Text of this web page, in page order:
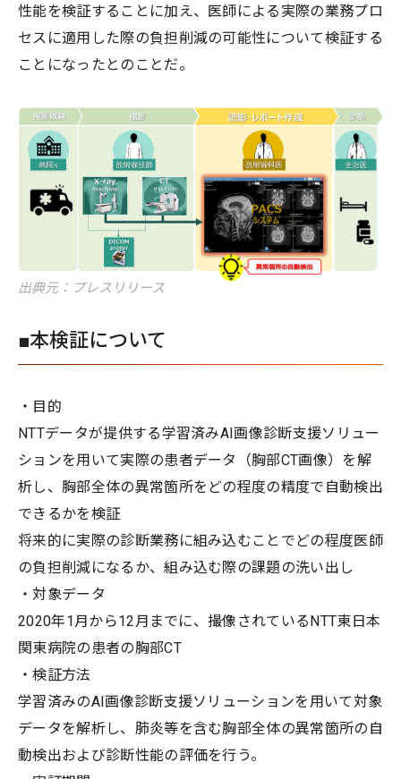
性能を検証することに加え、医師による実際の業務プロ
セスに適用した際の負担削減の可能性について検証する
ことになったとのことだ。
出典元：プレスリリース
■本検証について
・目的
NTTデータが提供する学習済みAI画像診断支援ソリュー
ションを用いて実際の患者データ（胸部CT画像）を解
析し、胸部全体の異常箇所をどの程度の精度で自動検出
できるかを検証
将来的に実際の診断業務に組み込むことでどの程度医師
の負担削減になるか、組み込む際の課題の洗い出し
・対象データ
2020年1月から12月までに、撮像されているNTT東日本
関東病院の患者の胸部CT
・検証方法
学習済みのAI画像診断支援ソリューションを用いて対象
データを解析し、肺炎等を含む胸部全体の異常箇所の自
動検出および診断性能の評価を行う。